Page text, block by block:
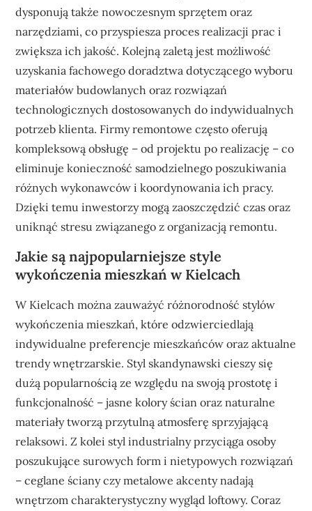
dysponują także nowoczesnym sprzętem oraz
narzędziami, co przyspiesza proces realizacji prac i
zwiększa ich jakość. Kolejną zaletą jest możliwość
uzyskania fachowego doradztwa dotyczącego wyboru
materiałów budowlanych oraz rozwiązań
technologicznych dostosowanych do indywidualnych
potrzeb klienta. Firmy remontowe często oferują
kompleksową obsługę – od projektu po realizację – co
eliminuje konieczność samodzielnego poszukiwania
różnych wykonawców i koordynowania ich pracy.
Dzięki temu inwestorzy mogą zaoszczędzić czas oraz
uniknąć stresu związanego z organizacją remontu.
Jakie są najpopularniejsze style
wykończenia mieszkań w Kielcach
W Kielcach można zauważyć różnorodność stylów
wykończenia mieszkań, które odzwierciedlają
indywidualne preferencje mieszkańców oraz aktualne
trendy wnętrzarskie. Styl skandynawski cieszy się
dużą popularnością ze względu na swoją prostotę i
funkcjonalność – jasne kolory ścian oraz naturalne
materiały tworzą przytulną atmosferę sprzyjającą
relaksowi. Z kolei styl industrialny przyciąga osoby
poszukujące surowych form i nietypowych rozwiązań
– ceglane ściany czy metalowe akcenty nadają
wnętrzom charakterystyczny wygląd loftowy. Coraz